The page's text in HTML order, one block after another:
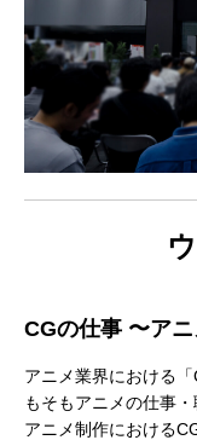
補改訂版』発売記念
Autodesk CG Festa
CGの仕事 〜ア
アニメ業界における
もそもアニメの仕事
アニメ制作における